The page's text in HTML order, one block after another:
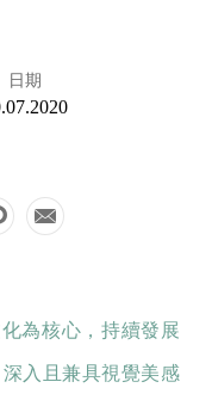
日期
為核心，持續發展
入且兼具視覺美感